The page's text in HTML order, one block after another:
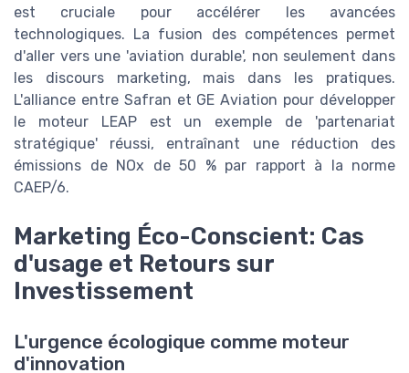
est cruciale pour accélérer les avancées
technologiques. La fusion des compétences permet
d'aller vers une 'aviation durable', non seulement dans
les discours marketing, mais dans les pratiques.
L'alliance entre Safran et GE Aviation pour développer
le moteur LEAP est un exemple de 'partenariat
stratégique' réussi, entraînant une réduction des
émissions de NOx de 50 % par rapport à la norme
CAEP/6.
Marketing Éco-Conscient: Cas
d'usage et Retours sur
Investissement
L'urgence écologique comme moteur
d'innovation